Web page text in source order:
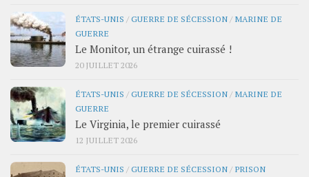
ÉTATS-UNIS /GUERRE DE SÉCESSION / MARINE DE
GUERRE
Le Monitor, un étrange cuirassé !
20 JUILLET 2026
ÉTATS-UNIS /GUERRE DE SÉCESSION / MARINE DE
GUERRE
Le Virginia, le premier cuirassé
12 JUILLET 2026
ÉTATS-UNIS /GUERRE DE SÉCESSION / PRISON